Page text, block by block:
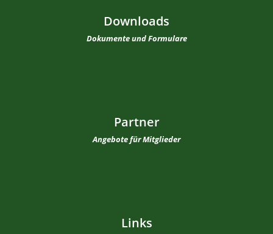
Downloads
Dokumente und Formulare
Partner
Angebote für Mitglieder
Links